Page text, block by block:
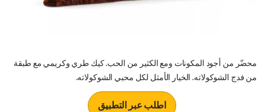
محضّر من أجود المكونات ومع الكثير من الحب. كيك طري وكريمي مع طبقة
من فدج الشوكولاته. الخيار الأمثل لكل محبي الشوكولاته.
اطلب عبر التطبيق